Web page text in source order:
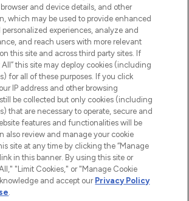
Information
& INFORMATION
IMPRESSUM
LOOKFANTASTIC
COVID-19
and device details, and other
which may be used to provide enhanced
experiences, analyze and
and reach users with more relevant
this site and across third party sites. If
this site may deploy cookies (including
for all of these purposes. If you click
IP address and other browsing
be collected but only cookies (including
that are necessary to operate, secure and
features and functionalities will be
also review and manage your cookie
site at any time by clicking the “Manage
in this banner. By using this site or
"Limit Cookies," or "Manage Cookie
and accept our Privacy Policy
.